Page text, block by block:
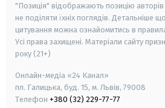
"Позиція" відображають позицію
не поділяти їхніх поглядів. Детальніше
цитування можна ознайомитись в
Усі права захищені. Матеріали сайту
року (21+)
Онлайн-медіа «24 Канал»
пл. Галицька, буд. 15, м. Львів, 79008
Телефон +380 (32) 229-77-77